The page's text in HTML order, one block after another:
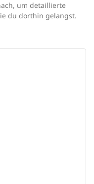
um detaillierte
du dorthin gelangst.